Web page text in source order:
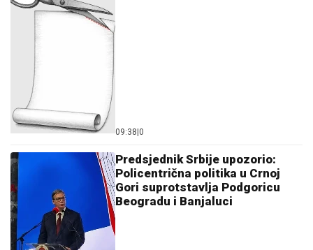
09:38 0
Predsjednik Srbije upozorio:
Policentrična politika u Crnoj
Gori suprotstavlja Podgoricu
Beogradu i Banjaluci